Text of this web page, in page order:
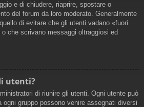
e di chiudere, riaprire, spostare o
del forum da loro moderato. Generalmente
di evitare che gli utenti vadano «fuori
o che scrivano messaggi oltraggiosi ed
utenti?
di riunire gli utenti. Ogni utente può
ogni gruppo possono venire assegnati diversi